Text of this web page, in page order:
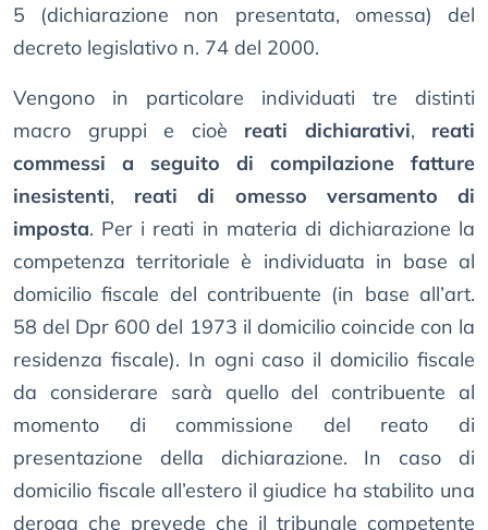
5 (dichiarazione non presentata, omessa) del
decreto legislativo n. 74 del 2000.
Vengono in particolare individuati tre distinti
macro gruppi e cioè reati dichiarativi, reati
commessi a seguito di compilazione fatture
inesistenti, reati di omesso versamento di
imposta. Per i reati in materia di dichiarazione la
competenza territoriale è individuata in base al
domicilio fiscale del contribuente (in base all’art.
58 del Dpr 600 del 1973 il domicilio coincide con la
residenza fiscale). In ogni caso il domicilio fiscale
da considerare sarà quello del contribuente al
momento di commissione del reato di
presentazione della dichiarazione. In caso di
domicilio fiscale all’estero il giudice ha stabilito una
deroga che prevede che il tribunale competente